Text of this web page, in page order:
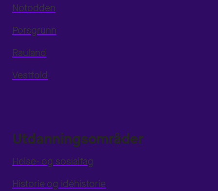
Notodden
Porsgrunn
Rauland
Vestfold
Utdanningsområder
Helse- og sosialfag
Historie og idéhistorie